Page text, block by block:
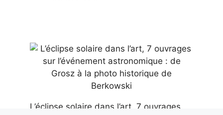
L’éclipse solaire dans l’art, 7 ouvrages